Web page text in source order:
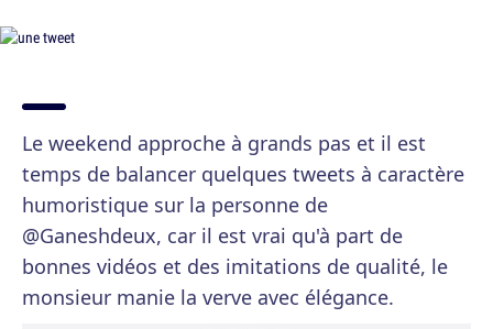
Le weekend approche à grands pas et il est
temps de balancer quelques tweets à caractère
humoristique sur la personne de
@Ganeshdeux, car il est vrai qu'à part de
bonnes vidéos et des imitations de qualité, le
monsieur manie la verve avec élégance.